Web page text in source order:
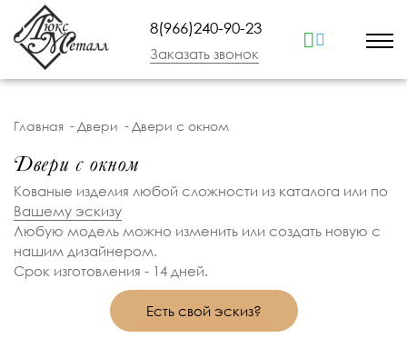
8(966)240-90-23
Заказать звонок
Главная Двери Двери с окном
Двери с окном
Кованые изделия любой сложности из каталога или по
Вашему эскизу
Любую модель можно изменить или создать новую с
нашим дизайнером.
Срок изготовления - 14 дней.
Есть свой эскиз?